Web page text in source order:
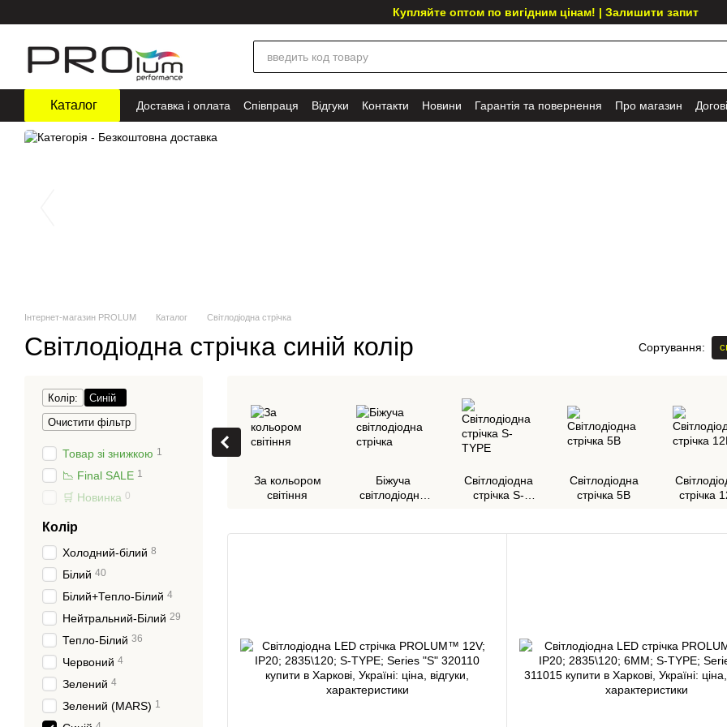
Купляйте оптом по вигідним цінам! | Залишити запит
Каталог Доставка і оплата Співпраця Відгуки Контакти Новини Гарантія та повернення Про магазин
Інтернет-магазин PROLUM Каталог Світлодіодна стрічка
Світлодіодна стрічка синій колір Сортування:
За кольором
світіння
Біжуча
світлодіодна
Світлодіодна
стрічка S-
Світлодіодна
стрічка 5В
стрічка
Колір:
Синій
Очистити фільтр
Товар зі знижкою 1
📉 Final SALE 1
🛒 Новинка 0
Колір
Холодний-білий 8
Білий 40
Білий+Тепло-Білий 4
Нейтральний-Білий 29
Тепло-Білий 36
Червоний 4
Зелений 4
Зелений (MARS) 1